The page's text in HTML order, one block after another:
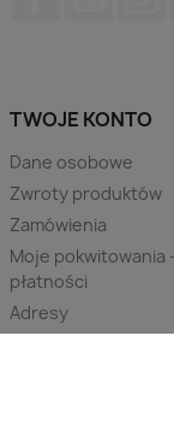
TWOJE KONTO
Dane osobowe
Zwroty produktów
Zamówienia
Moje pokwitowania
płatności
Adresy